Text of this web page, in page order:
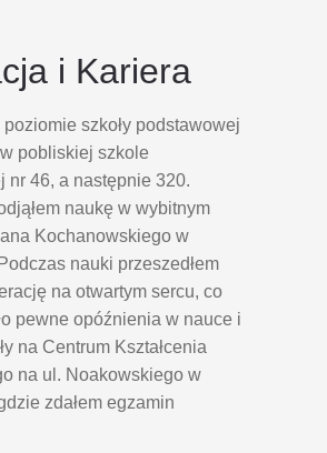
i Kariera
szkoły podstawowej
pobliskiej szkole
nr 46, a następnie 320.
naukę w wybitnym
Kochanowskiego w
nauki przeszedłem
na otwartym sercu, co
pewne opóźnienia w nauce i
na Centrum Kształcenia
na ul. Noakowskiego w
zdałem egzamin